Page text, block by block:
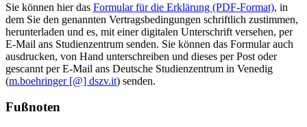
Sie können hier das Formular für die Erklärung (PDF-Format), in
dem Sie den genannten Vertragsbedingungen schriftlich zustimmen,
herunterladen und es, mit einer digitalen Unterschrift versehen, per
E-Mail ans Studienzentrum senden. Sie können das Formular auch
ausdrucken, von Hand unterschreiben und dieses per Post oder
gescannt per E-Mail ans Deutsche Studienzentrum in Venedig
(m.boehringer [@] dszv.it) senden.
Fußnoten